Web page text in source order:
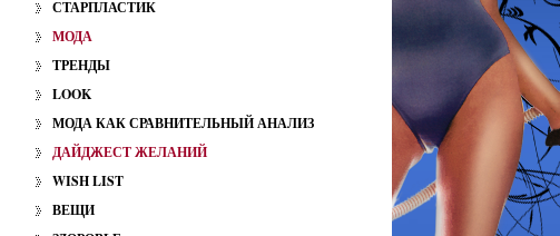
СТАРПЛАСТИК
МОДА
ТРЕНДЫ
LOOK
МОДА КАК СРАВНИТЕЛЬНЫЙ АНАЛИЗ
ДАЙДЖЕСТ ЖЕЛАНИЙ
WISH LIST
ВЕЩИ